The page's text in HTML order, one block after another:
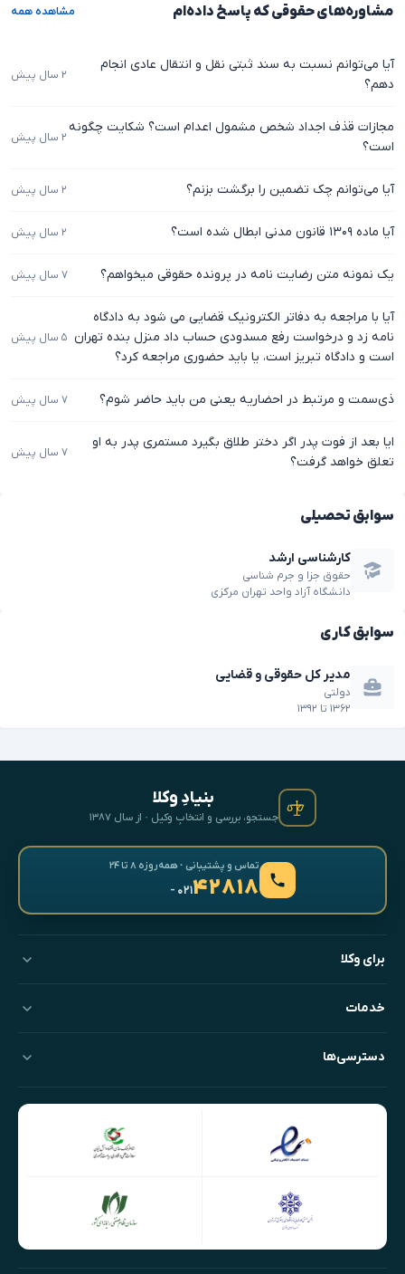
مشاوره‌های حقوقی که پاسخ داده‌ام مشاهده همه
آیا می‌توانم نسبت به سند ثبتی نقل و انتقال عادی انجام
دهم؟
۲ سال پیش
مجازات قذف اجداد شخص مشمول اعدام است؟ شکایت چگونه
است؟
۲ سال پیش
آیا می‌توانم چک تضمین را برگشت بزنم؟ ۲ سال پیش
آیا ماده ۱۳۰۹ قانون مدنی ابطال شده است؟ ۲ سال پیش
یک نمونه متن رضایت نامه در پرونده حقوقی میخواهم؟ ۷ سال پیش
آیا با مراجعه به دفاتر الکترونیک قضایی می شود به دادگاه
نامه زد و درخواست رفع مسدودی حساب داد منزل بنده تهران
است و دادگاه تبریز است، یا باید حضوری مراجعه کرد؟
۵ سال پیش
ذی‌سمت و مرتبط در احضاریه یعنی من باید حاضر شوم؟ ۷ سال پیش
ایا بعد از فوت پدر اگر دختر طلاق بگیرد مستمری پدر به او
تعلق خواهد گرفت؟
۷ سال پیش
سوابق تحصیلی
کارشناسی ارشد
حقوق جزا و جرم شناسی
دانشگاه آزاد واحد تهران مرکزی
سوابق کاری
مدیر کل حقوقی و قضایی
دولتی
۱۳۶۲ تا ۱۳۹۲
بنیادِ وکلا
جستجو، بررسی و انتخابِ وکیل · از سال ۱۳۸۷
تماس و پشتیبانی · همه‌روزه ۸ تا ۲۴
۴۲۸۱۸- ۰۲۱
برای وکلا
خدمات
دسترسی‌ها